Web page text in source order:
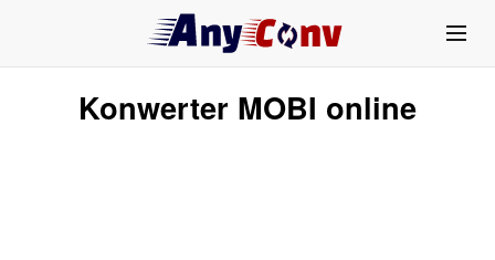
Konwerter MOBI online